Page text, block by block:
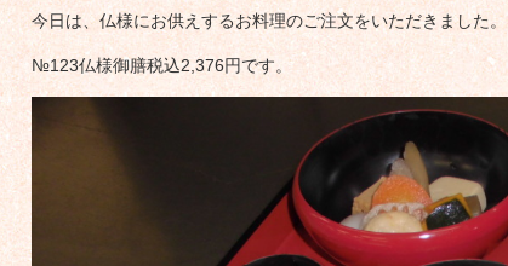
今日は、仏様にお供えするお料理のご注文をいただきました。
№123仏様御膳税込2,376円です。